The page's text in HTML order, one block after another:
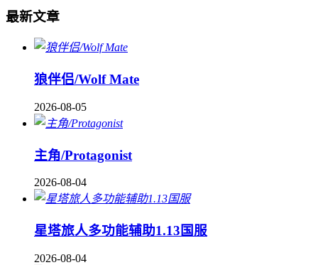
最新文章
狼伴侣/Wolf Mate
2026-08-05
主角/Protagonist
2026-08-04
星塔旅人多功能辅助1.13国服
2026-08-04